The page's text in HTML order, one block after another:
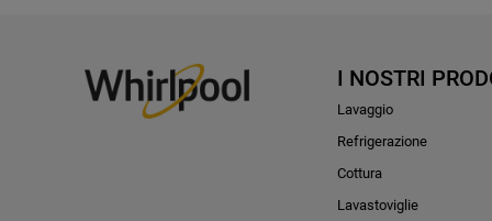
I NOSTRI
Lavaggio
Refrigerazione
Cottura
Lavastoviglie